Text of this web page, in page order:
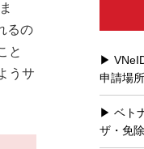
るの
と
うサ
申請場
ベト
ザ・免